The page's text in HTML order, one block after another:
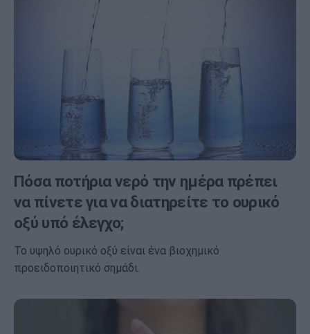
Πόσα ποτήρια νερό την ημέρα πρέπει
να πίνετε για να διατηρείτε το ουρικό
οξύ υπό έλεγχο;
Το υψηλό ουρικό οξύ είναι ένα βιοχημικό
προειδοποιητικό σημάδι.